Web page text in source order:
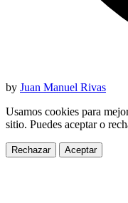
by Juan Manuel Rivas
Usamos cookies para
sitio. Puedes aceptar o
Rechazar Aceptar